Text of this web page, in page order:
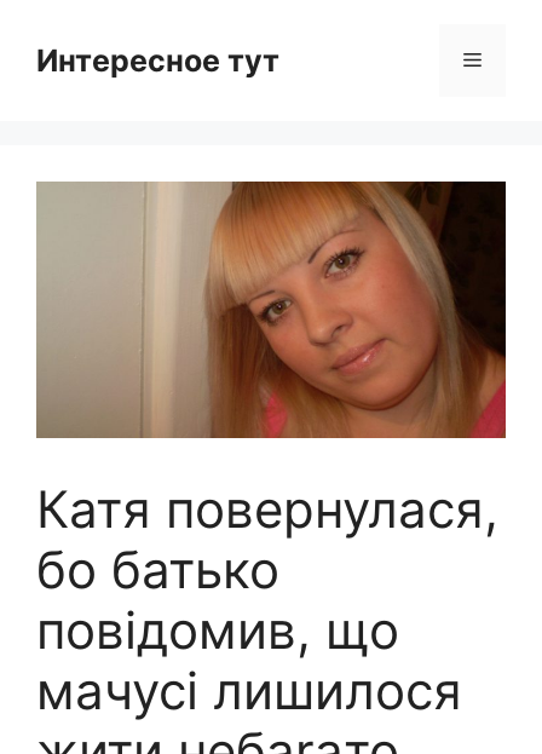
contentИнтересное тут Menu
Катя повернулася,
бо батько
повідомив, що
мачусі лишилося